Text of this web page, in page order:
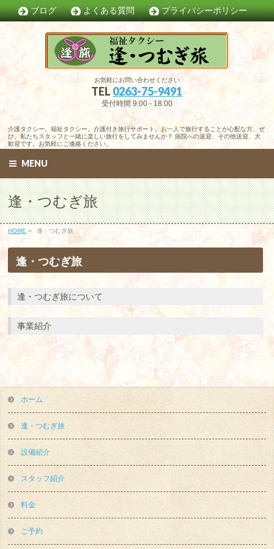
ブログ よくある質問 プライバシーポリシー
お気軽にお問い合わせください
TEL 0263-75-9491
受付時間 9:00 - 18:00
介護タクシー。福祉タクシー。介護付き旅行サポート。お一人で旅行することが心配な方、ぜ
ひ、私たちスタッフと一緒に楽しい旅行をしてみませんか？ 病院への送迎、その他送迎、大
歓迎です。お気軽にご連絡ください。
MENU
逢・つむぎ旅
HOME » 逢・つむぎ旅
逢・つむぎ旅
逢・つむぎ旅について
事業紹介
ホーム
逢・つむぎ旅
設備紹介
スタッフ紹介
料金
ご予約